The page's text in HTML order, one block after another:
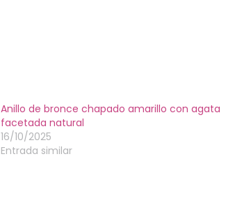
Anillo de bronce chapado amarillo con agata
facetada natural
16/10/2025
Entrada similar